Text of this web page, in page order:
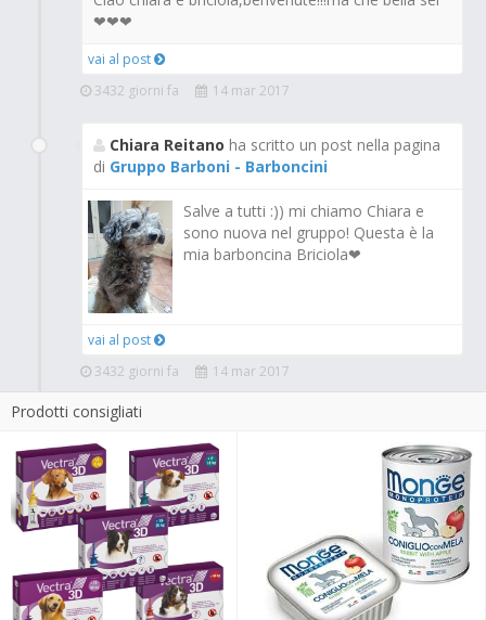
❤❤❤
vai al post
3432 giorni fa
14 mar 2017
Chiara Reitano ha scritto un post nella pagina
di Gruppo Barboni - Barboncini
Salve a tutti :)) mi chiamo Chiara e
sono nuova nel gruppo! Questa è la
mia barboncina Briciola❤
vai al post
3432 giorni fa
14 mar 2017
Prodotti consigliati